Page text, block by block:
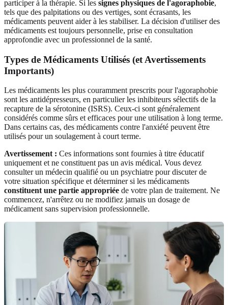
participer à la thérapie. Si les signes physiques de l'agoraphobie,
tels que des palpitations ou des vertiges, sont écrasants, les
médicaments peuvent aider à les stabiliser. La décision d'utiliser des
médicaments est toujours personnelle, prise en consultation
approfondie avec un professionnel de la santé.
Types de Médicaments Utilisés (et Avertissements
Importants)
Les médicaments les plus couramment prescrits pour l'agoraphobie
sont les antidépresseurs, en particulier les inhibiteurs sélectifs de la
recapture de la sérotonine (ISRS). Ceux-ci sont généralement
considérés comme sûrs et efficaces pour une utilisation à long terme.
Dans certains cas, des médicaments contre l'anxiété peuvent être
utilisés pour un soulagement à court terme.
Avertissement : Ces informations sont fournies à titre éducatif
uniquement et ne constituent pas un avis médical. Vous devez
consulter un médecin qualifié ou un psychiatre pour discuter de
votre situation spécifique et déterminer si les médicaments
constituent une partie appropriée de votre plan de traitement. Ne
commencez, n'arrêtez ou ne modifiez jamais un dosage de
médicament sans supervision professionnelle.